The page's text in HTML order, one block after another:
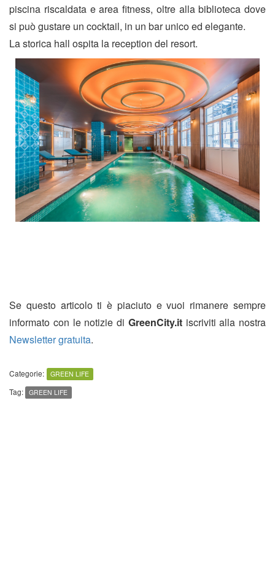
piscina riscaldata e area fitness, oltre alla biblioteca dove
si può gustare un cocktail, in un bar unico ed elegante.
La storica hall ospita la reception del resort.
Se questo articolo ti è piaciuto e vuoi rimanere sempre
informato con le notizie di GreenCity.itiscriviti alla nostra
Newsletter gratuita.
Categorie: GREEN LIFE
Tag: GREEN LIFE